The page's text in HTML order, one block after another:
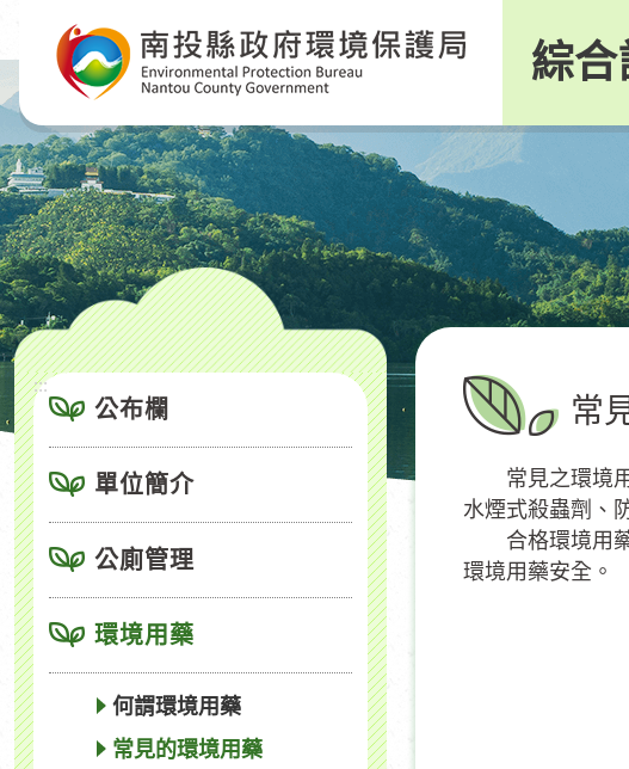
要
內
容
區
塊
綜合
:::
公布欄
單位簡介
公廁管理
環境用藥
何謂環境用藥
常見的環境用藥
常
常見之環境用
水煙式殺蟲劑、
合格環境用藥
環境用藥安全。